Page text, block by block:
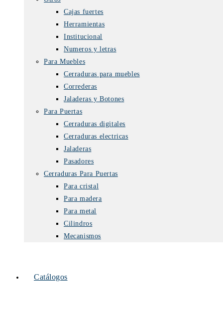
Cajas fuertes
Herramientas
Institucional
Numeros y letras
Para Muebles
Cerraduras para muebles
Correderas
Jaladeras y Botones
Para Puertas
Cerraduras digitales
Cerraduras electricas
Jaladeras
Pasadores
Cerraduras Para Puertas
Para cristal
Para madera
Para metal
Cilindros
Mecanismos
Catálogos